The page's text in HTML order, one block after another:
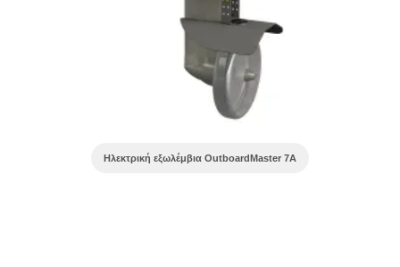
Ηλεκτρική εξωλέμβια OutboardMaster 7A